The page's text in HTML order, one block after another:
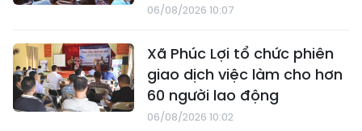
06/08/2026 10:07
Xã Phúc Lợi tổ chức phiên
giao dịch việc làm cho hơn
60 người lao động
06/08/2026 10:02